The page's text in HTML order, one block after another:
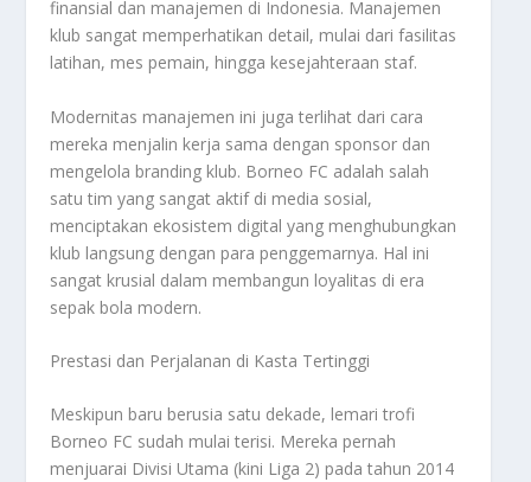
finansial dan manajemen di Indonesia. Manajemen
klub sangat memperhatikan detail, mulai dari fasilitas
latihan, mes pemain, hingga kesejahteraan staf.
Modernitas manajemen ini juga terlihat dari cara
mereka menjalin kerja sama dengan sponsor dan
mengelola branding klub. Borneo FC adalah salah
satu tim yang sangat aktif di media sosial,
menciptakan ekosistem digital yang menghubungkan
klub langsung dengan para penggemarnya. Hal ini
sangat krusial dalam membangun loyalitas di era
sepak bola modern.
Prestasi dan Perjalanan di Kasta Tertinggi
Meskipun baru berusia satu dekade, lemari trofi
Borneo FC sudah mulai terisi. Mereka pernah
menjuarai Divisi Utama (kini Liga 2) pada tahun 2014